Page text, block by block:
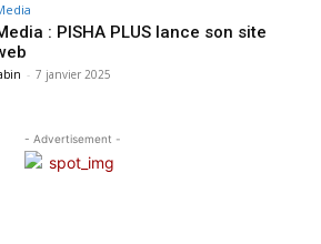
: PISHA PLUS lance son site
- 7 janvier 2025
- Advertisement -